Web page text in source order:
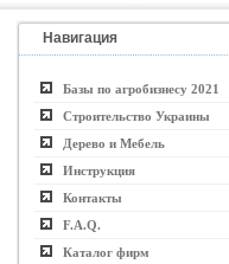
Навигация
Базы по агробизнесу 2021
Строительство Украины
Дерево и Мебель
Инструкция
Контакты
F.A.Q.
Каталог фирм